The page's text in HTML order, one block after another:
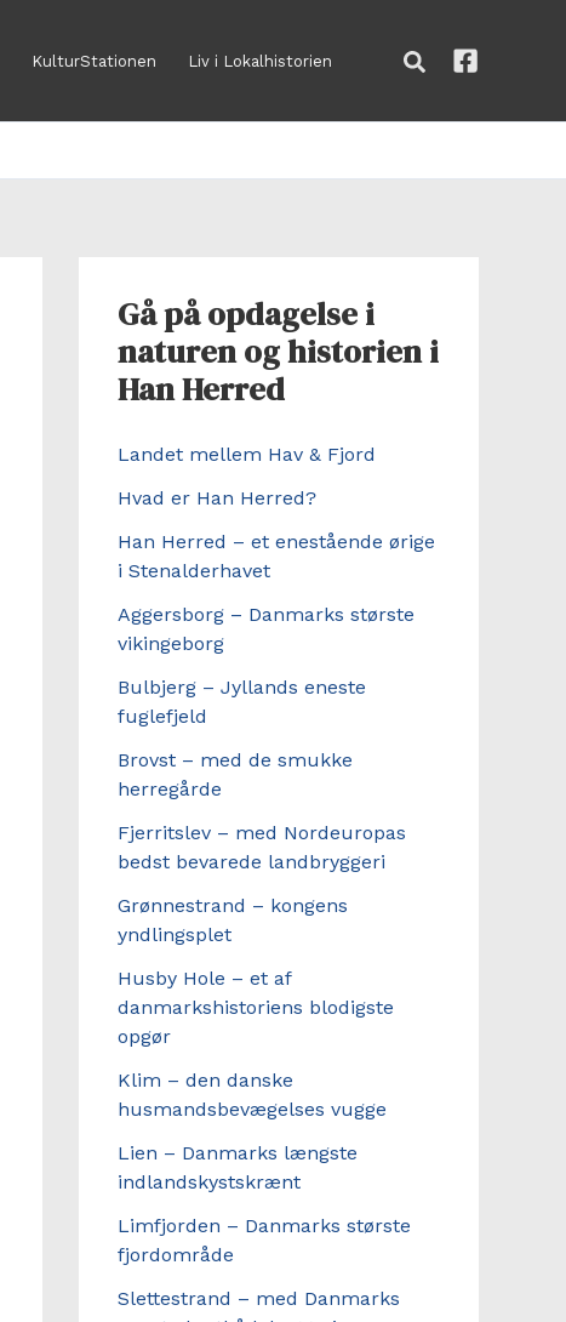
KulturStationen Liv i Lokalhistorien Søg
Gå på opdagelse i
naturen og historien i
Han Herred
Landet mellem Hav & Fjord
Hvad er Han Herred?
Han Herred – et enestående ørige
i Stenalderhavet
Aggersborg – Danmarks største
vikingeborg
Bulbjerg – Jyllands eneste
fuglefjeld
Brovst – med de smukke
herregårde
Fjerritslev – med Nordeuropas
bedst bevarede landbryggeri
Grønnestrand – kongens
yndlingsplet
Husby Hole – et af
danmarkshistoriens blodigste
opgør
Klim – den danske
husmandsbevægelses vugge
Lien – Danmarks længste
indlandskystskrænt
Limfjorden – Danmarks største
fjordområde
Slettestrand – med Danmarks